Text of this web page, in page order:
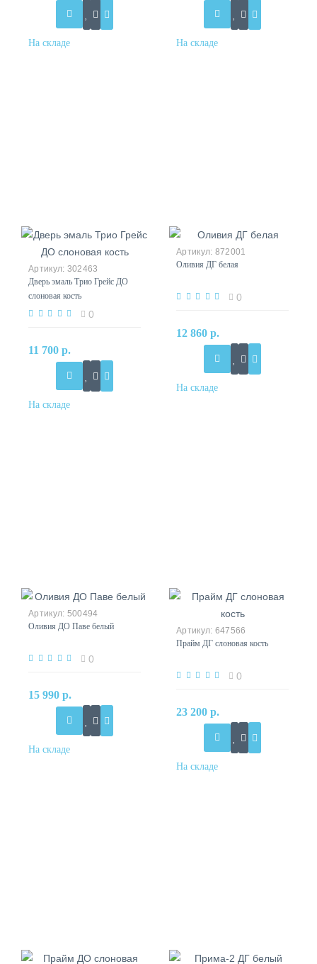
302463
Дверь эмаль Трио Грейс ДО
слоновая кость
0
11 700 р.
872001
Оливия ДГ белая
0
12 860 р.
500494
Оливия ДО Паве белый
0
15 990 р.
647566
Прайм ДГ слоновая кость
0
23 200 р.